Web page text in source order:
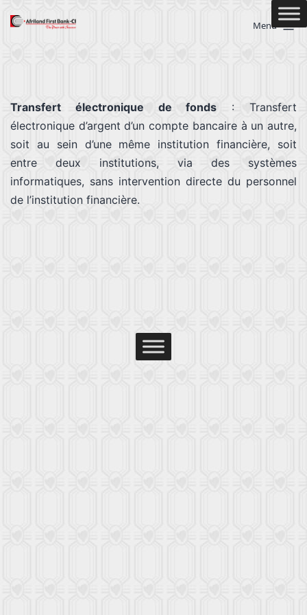
Menu
Transfert électronique de fonds : Transfert
électronique d’argent d’un compte bancaire à un autre,
soit au sein d’une même institution financière, soit
entre deux institutions, via des systèmes
informatiques, sans intervention directe du personnel
de l’institution financière.